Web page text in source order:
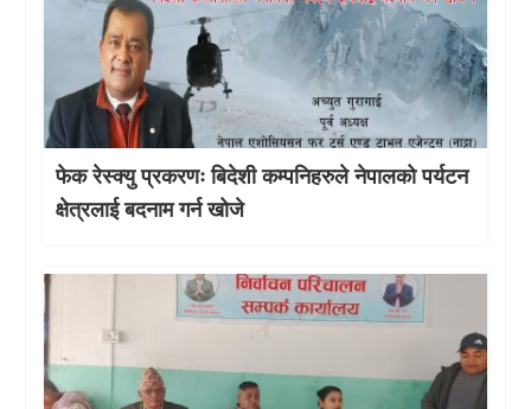
फेक रेस्क्यु प्रकरणः बिदेशी कम्पनिहरुले नेपालको पर्यटन
क्षेत्रलाई बदनाम गर्न खोजे